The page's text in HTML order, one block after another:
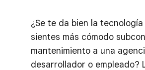
¿Se te da bien la
sientes más cómodo
mantenimiento a una
desarrollador o empleado?